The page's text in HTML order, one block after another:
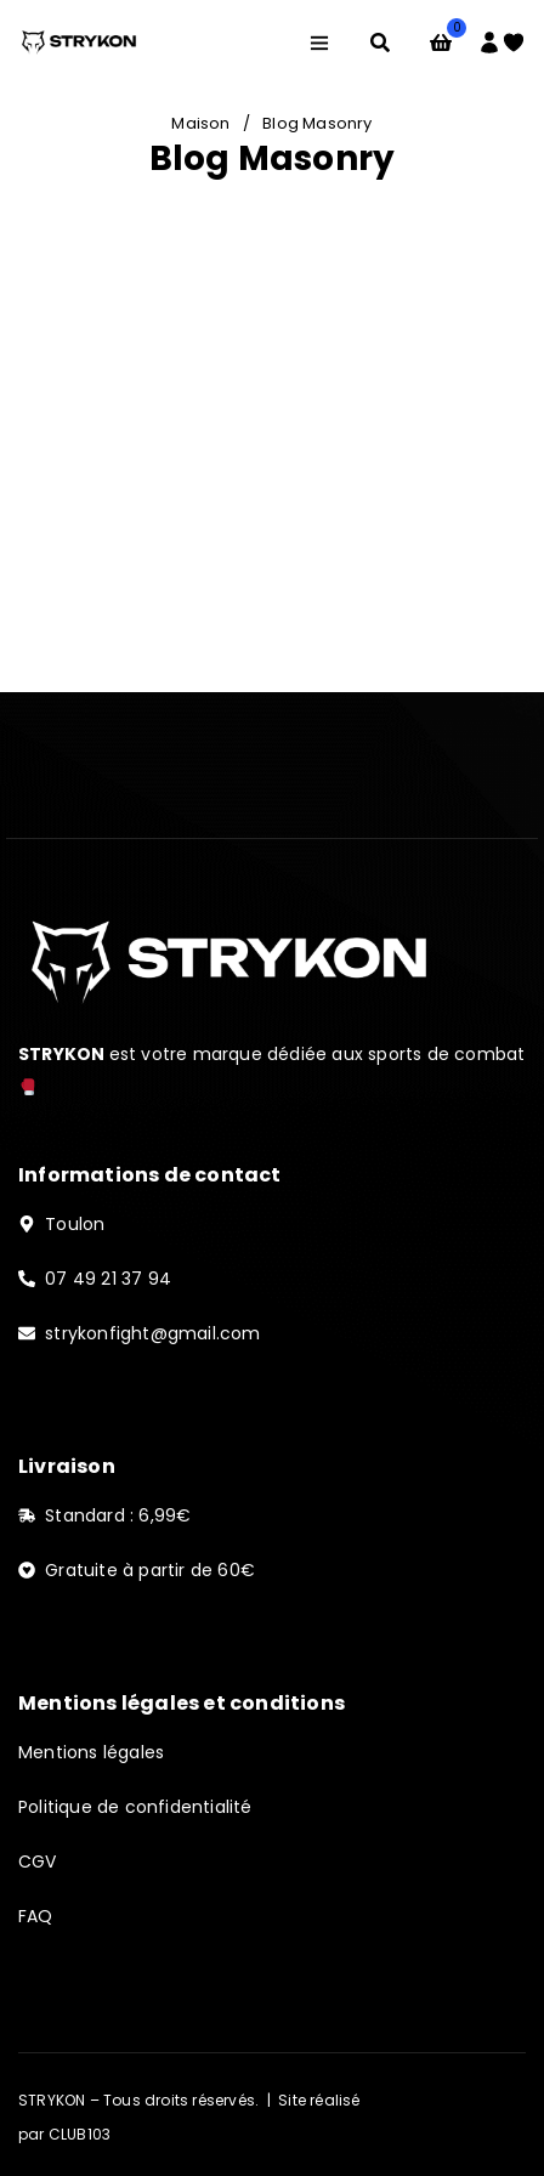
0
Maison / Blog Masonry
Blog Masonry
STRYKON est votre marque dédiée aux sports de combat
Informations de contact
Toulon
07 49 21 37 94
strykonfight@gmail.com
Livraison
Standard : 6,99€
Gratuite à partir de 60€
Mentions légales et conditions
Mentions légales
Politique de confidentialité
CGV
FAQ
STRYKON – Tous droits réservés. | Site réalisé
par CLUB103